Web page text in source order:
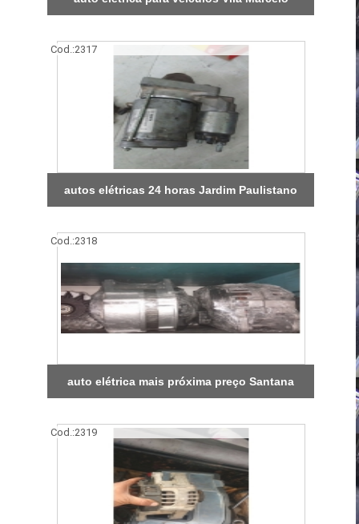
Cod.:2317
autos elétricas 24 horas Jardim Paulistano
Cod.:2318
auto elétrica mais próxima preço Santana
Cod.:2319